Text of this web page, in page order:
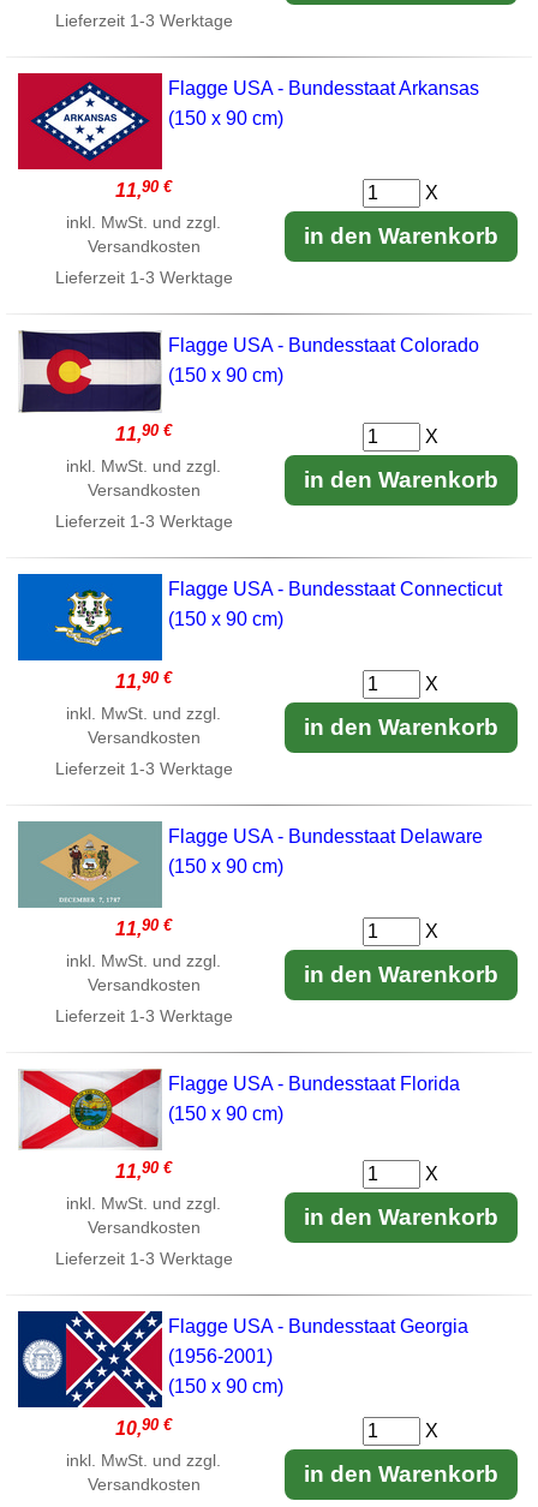
Lieferzeit 1-3 Werktage
Flagge USA - Bundesstaat Arkansas
(150 x 90 cm)
11,90 €
inkl. MwSt. und zzgl.
Versandkosten
Lieferzeit 1-3 Werktage
X
in den Warenkorb
Flagge USA - Bundesstaat Colorado
(150 x 90 cm)
11,90 €
inkl. MwSt. und zzgl.
Versandkosten
Lieferzeit 1-3 Werktage
X
in den Warenkorb
Flagge USA - Bundesstaat Connecticut
(150 x 90 cm)
11,90 €
inkl. MwSt. und zzgl.
Versandkosten
Lieferzeit 1-3 Werktage
X
in den Warenkorb
Flagge USA - Bundesstaat Delaware
(150 x 90 cm)
11,90 €
inkl. MwSt. und zzgl.
Versandkosten
Lieferzeit 1-3 Werktage
X
in den Warenkorb
Flagge USA - Bundesstaat Florida
(150 x 90 cm)
11,90 €
inkl. MwSt. und zzgl.
Versandkosten
Lieferzeit 1-3 Werktage
X
in den Warenkorb
Flagge USA - Bundesstaat Georgia
(1956-2001)
(150 x 90 cm)
10,90 €
inkl. MwSt. und zzgl.
Versandkosten
X
in den Warenkorb